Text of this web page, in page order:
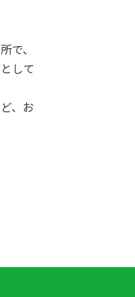
で、
して
、お